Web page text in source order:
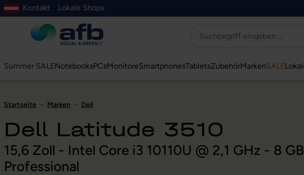
springen
Suche springen
Zur Hauptnavigation springen
Zur Navigation der B2B-Plattform springen
Kontakt Lokale Shops
Summer SALENotebooksPCsMonitoreSmartphonesTabletsZubehörMarkenSALE
Startseite - Marken - Dell
Dell Latitude 3510
15,6 Zoll - Intel Core i3 10110U @ 2,1 GHz - 8
Professional